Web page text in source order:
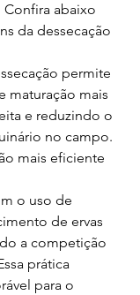
Confira abaixo
da dessecação
permite
maturação mais
e reduzindo o
no campo.
mais eficiente
o uso de
de ervas
a competição
prática
para o